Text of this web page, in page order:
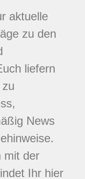
aktuelle
zu den
liefern
News
mit der
Ihr hier